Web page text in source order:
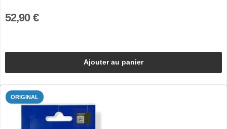
52,90 €
Ajouter au panier
ORIGINAL